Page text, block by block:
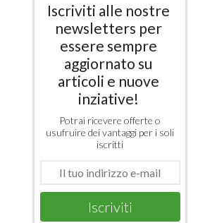
Iscriviti alle nostre
newsletters per
essere sempre
aggiornato su
articoli e nuove
inziative!
Potrai ricevere offerte o
usufruire dei vantaggi per i soli
iscritti
Iscriviti